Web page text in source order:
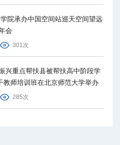
院承办中国空间站巡天空间望远
会
301次
兴重点帮扶县被帮扶高中阶段学
教师培训班在北京师范大学举办
285次